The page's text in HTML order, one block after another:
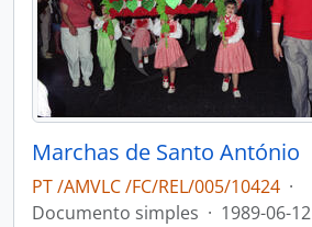
Marchas de Santo António
PT /AMVLC /FC/REL/005/10424 ·
Documento simples · 1989-06-12